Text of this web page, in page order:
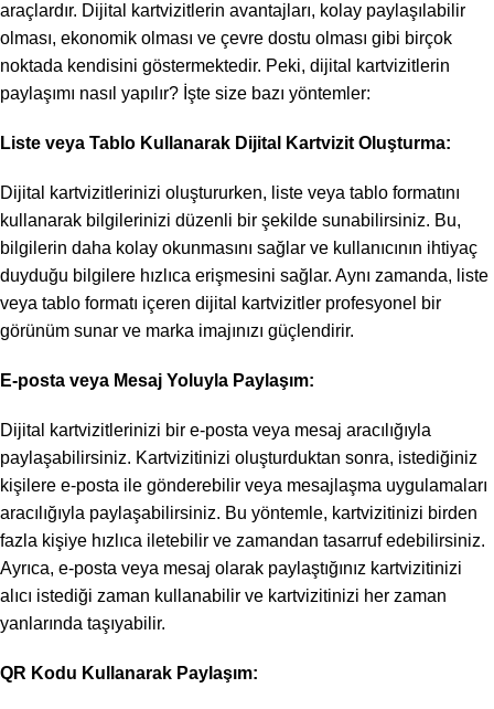
araçlardır. Dijital kartvizitlerin avantajları, kolay paylaşılabilir
olması, ekonomik olması ve çevre dostu olması gibi birçok
noktada kendisini göstermektedir. Peki, dijital kartvizitlerin
paylaşımı nasıl yapılır? İşte size bazı yöntemler:
Liste veya Tablo Kullanarak Dijital Kartvizit Oluşturma:
Dijital kartvizitlerinizi oluştururken, liste veya tablo formatını
kullanarak bilgilerinizi düzenli bir şekilde sunabilirsiniz. Bu,
bilgilerin daha kolay okunmasını sağlar ve kullanıcının ihtiyaç
duyduğu bilgilere hızlıca erişmesini sağlar. Aynı zamanda, liste
veya tablo formatı içeren dijital kartvizitler profesyonel bir
görünüm sunar ve marka imajınızı güçlendirir.
E-posta veya Mesaj Yoluyla Paylaşım:
Dijital kartvizitlerinizi bir e-posta veya mesaj aracılığıyla
paylaşabilirsiniz. Kartvizitinizi oluşturduktan sonra, istediğiniz
kişilere e-posta ile gönderebilir veya mesajlaşma uygulamaları
aracılığıyla paylaşabilirsiniz. Bu yöntemle, kartvizitinizi birden
fazla kişiye hızlıca iletebilir ve zamandan tasarruf edebilirsiniz.
Ayrıca, e-posta veya mesaj olarak paylaştığınız kartvizitinizi
alıcı istediği zaman kullanabilir ve kartvizitinizi her zaman
yanlarında taşıyabilir.
QR Kodu Kullanarak Paylaşım: